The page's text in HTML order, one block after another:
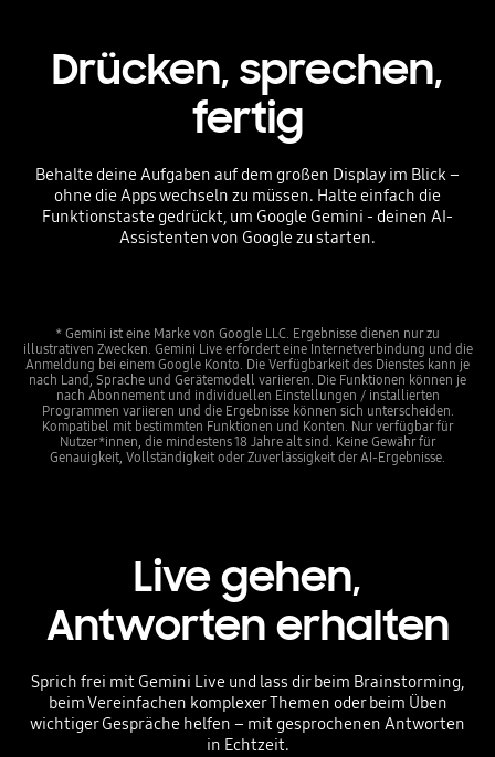
Drücken, sprechen,
fertig
Behalte deine Aufgaben auf dem großen Display im Blick –
ohne die Apps wechseln zu müssen. Halte einfach die
Funktionstaste gedrückt, um Google Gemini - deinen AI-
Assistenten von Google zu starten.
* Gemini ist eine Marke von Google LLC. Ergebnisse dienen nur zu
illustrativen Zwecken. Gemini Live erfordert eine Internetverbindung und die
Anmeldung bei einem Google Konto. Die Verfügbarkeit des Dienstes kann je
nach Land, Sprache und Gerätemodell variieren. Die Funktionen können je
nach Abonnement und individuellen Einstellungen / installierten
Programmen variieren und die Ergebnisse können sich unterscheiden.
Kompatibel mit bestimmten Funktionen und Konten. Nur verfügbar für
Nutzer*innen, die mindestens 18 Jahre alt sind. Keine Gewähr für
Genauigkeit, Vollständigkeit oder Zuverlässigkeit der AI-Ergebnisse.
Live gehen,
Antworten erhalten
Sprich frei mit Gemini Live und lass dir beim Brainstorming,
beim Vereinfachen komplexer Themen oder beim Üben
wichtiger Gespräche helfen – mit gesprochenen Antworten
in Echtzeit.